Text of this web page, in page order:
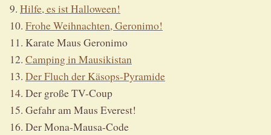
9. Hilfe, es ist Halloween!
10. Frohe Weihnachten, Geronimo!
11. Karate Maus Geronimo
12. Camping in Mausikistan
13. Der Fluch der Käsops-Pyramide
14. Der große TV-Coup
15. Gefahr am Maus Everest!
16. Der Mona-Mausa-Code